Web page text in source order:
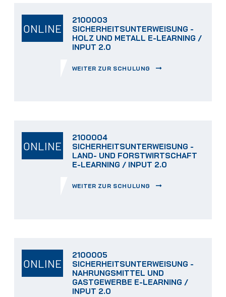
ONLINE
2100003
SICHERHEITSUNTERWEISUNG -
HOLZ UND METALL E-LEARNING /
INPUT 2.0
WEITER ZUR SCHULUNG
ONLINE
2100004
SICHERHEITSUNTERWEISUNG -
LAND- UND FORSTWIRTSCHAFT
E-LEARNING / INPUT 2.0
WEITER ZUR SCHULUNG
ONLINE
2100005
SICHERHEITSUNTERWEISUNG -
NAHRUNGSMITTEL UND
GASTGEWERBE E-LEARNING /
INPUT 2.0